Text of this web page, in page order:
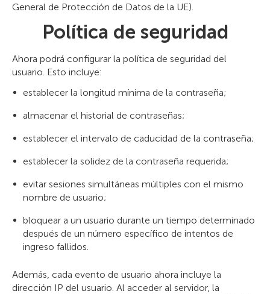
General de Protección de Datos de la UE).
Política de seguridad
Ahora podrá configurar la política de seguridad del
usuario. Esto incluye:
establecer la longitud mínima de la contraseña;
almacenar el historial de contraseñas;
establecer el intervalo de caducidad de la contraseña;
establecer la solidez de la contraseña requerida;
evitar sesiones simultáneas múltiples con el mismo
nombre de usuario;
bloquear a un usuario durante un tiempo determinado
después de un número específico de intentos de
ingreso fallidos.
Además, cada evento de usuario ahora incluye la
dirección IP del usuario. Al acceder al servidor, la